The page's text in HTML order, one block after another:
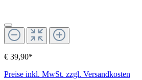
€ 39,90*
Preise inkl. MwSt. zzgl. Versandkosten